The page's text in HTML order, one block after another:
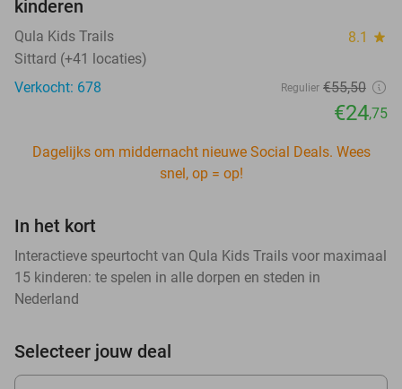
kinderen
Qula Kids Trails 8.1 star
Sittard (+41 locaties)
Verkocht: 678
Regulier €55,50
€24,75
Dagelijks om middernacht nieuwe Social Deals. Wees
snel, op = op!
In het kort
Interactieve speurtocht van Qula Kids Trails voor maximaal
15 kinderen: te spelen in alle dorpen en steden in
Nederland
Selecteer jouw deal